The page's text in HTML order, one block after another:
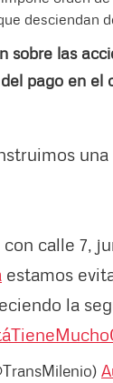
desciendan
sobre las
pago en el
con calle 7,
estamos
la